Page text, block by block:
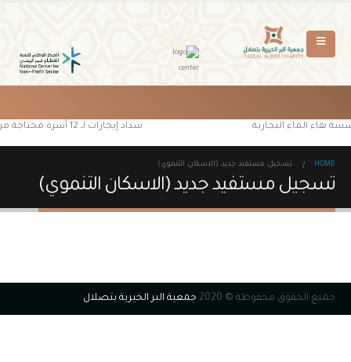
سداد إيجارات لـ 12 أسرة محتاجة من مستفيدي جمعية البر الخيرية بتصلال نقاء الماء التجارية
HOME تسجيل مستفيد جديد (الاسكان التنموي)
تسجيل مستفيد جديد (الاسكان التنموي)
جميع الحقوق محفوظة © 2020 جمعية البر الخيرية بتصلال